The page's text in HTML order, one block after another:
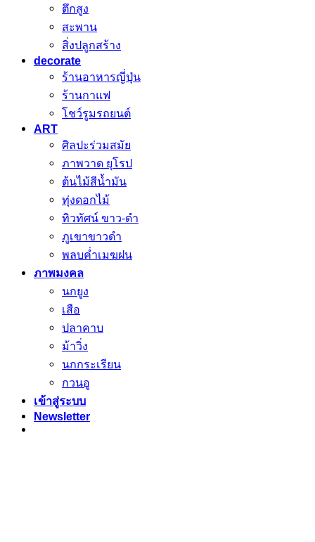
ตึกสูง
สะพาน
สิ่งปลูกสร้าง
decorate
ร้านอาหารญี่ปุ่น
ร้านกาแฟ
โชว์รูมรถยนต์
ART
ศิลปะร่วมสมัย
ภาพวาด ยุโรป
ต้นไม้สีน้ำมัน
ทุ่งดอกไม้
ทิวทัศน์ ขาว-ดำ
ภูเขาขาวดำ
พลบค่ำเมฆฝน
ภาพมงคล
นกยูง
เสือ
ปลาคาบ
ม้าวิ่ง
นกกระเรียน
กวนอู
เข้าสู่ระบบ
Newsletter